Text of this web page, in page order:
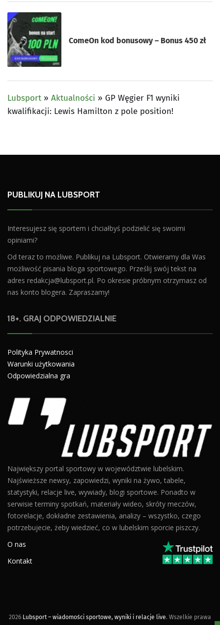
ComeOn kod bonusowy – Bonus 450 zł
Lubsport » Aktualności » GP Węgier F1 wyniki
kwalifikacji: Lewis Hamilton z pole position!
PUBLIKUJ NA LUBSPORT
Interesujesz się sportem i chciałbyś podzielić się swoimi
opiniami?
Od teraz to możliwe. Publikuj na Lubsport. Otwieramy dla Was
możliwość pisania bloga sportowego. Prześlij swój tekst na
adres redakcja@lubsport.pl. Po okresie próbnym otrzymasz od
nas konto blogera. Zapraszamy!
18+. GRAJ ODPOWIEDZIALNIE
Polityka Prywatnosci
Warunki użytkowania
Odpowiedzialna gra
Największy portal sportowy w województwie lubelskim.
Najświeższe newsy, zapowiedzi, wyniki na żywo, tabele,
statystyki, relacje live, wywiady, blogi sportowe. Ponadto w
serwisie terminy spotkań, materiały wideo, skróty meczów,
fotorelacje, dokładne zestawienia, analizy – wszystko, czego
potrzebujecie, żeby wiedzieć, co w lubelskim sporcie piszczy.
O nas
Kontakt
2026 Lubsport – wiadomości sportowe, wyniki i relacje live. Wszelkie prawa